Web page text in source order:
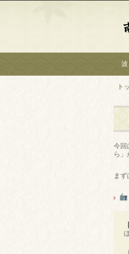
波
ト
今回
ら
ま